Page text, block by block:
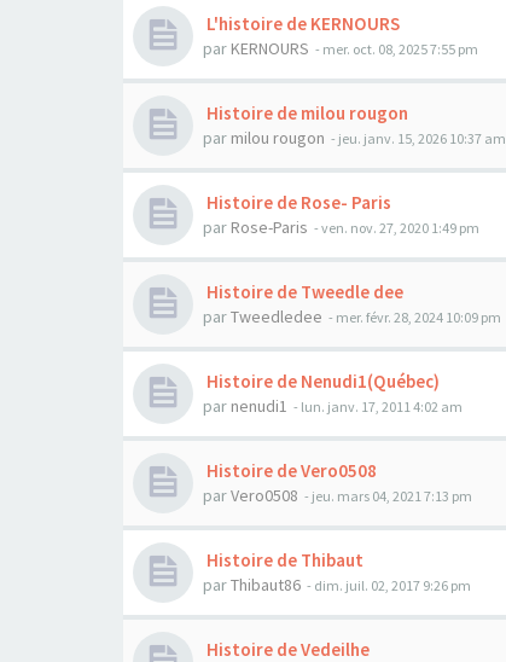
L'histoire de KERNOURS
par KERNOURS - mer. oct. 08, 2025 7:55 pm
Histoire de milou rougon
par milou rougon - jeu. janv. 15, 2026 10:37 am
Histoire de Rose- Paris
par Rose-Paris - ven. nov. 27, 2020 1:49 pm
Histoire de Tweedle dee
parTweedledee - mer. févr. 28, 2024 10:09 pm
Histoire de Nenudi1(Québec)
par nenudi1 - lun. janv. 17, 2011 4:02 am
Histoire de Vero0508
parVero0508 - jeu. mars 04, 2021 7:13 pm
Histoire de Thibaut
parThibaut86 - dim. juil. 02, 2017 9:26 pm
Histoire de Vedeilhe